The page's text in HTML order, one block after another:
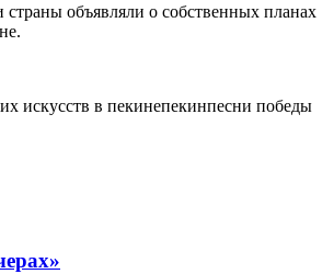
страны объявляли о собственных планах
искусств в пекинепекинпесни победы